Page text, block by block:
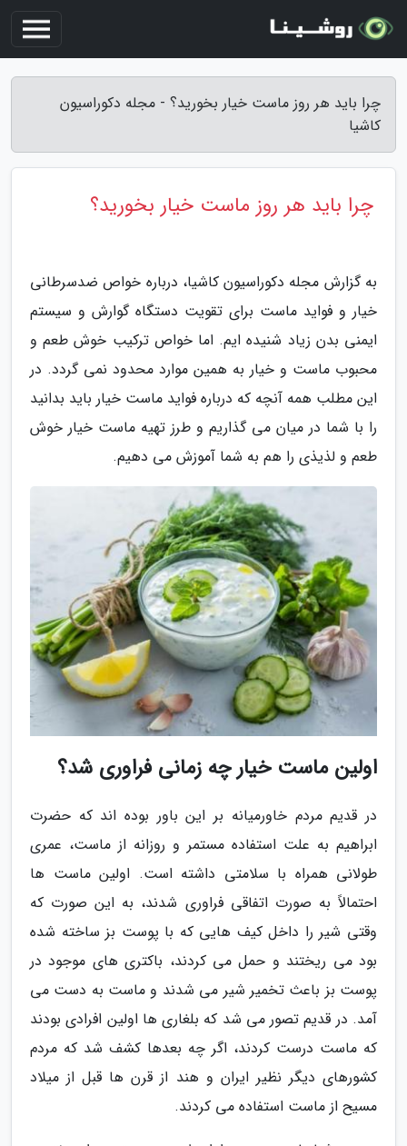
چرا باید هر روز ماست خیار بخورید؟ - مجله دکوراسیون
کاشیا
چرا باید هر روز ماست خیار بخورید؟
به گزارش مجله دکوراسیون کاشیا، درباره خواص ضدسرطانی
خیار و فواید ماست برای تقویت دستگاه گوارش و سیستم
ایمنی بدن زیاد شنیده ایم. اما خواص ترکیب خوش طعم و
محبوب ماست و خیار به همین موارد محدود نمی گردد. در
این مطلب همه آنچه که درباره فواید ماست خیار باید بدانید
را با شما در میان می گذاریم و طرز تهیه ماست خیار خوش
طعم و لذیذی را هم به شما آموزش می دهیم.
اولین ماست خیار چه زمانی فراوری شد؟
در قدیم مردم خاورمیانه بر این باور بوده اند که حضرت
ابراهیم به علت استفاده مستمر و روزانه از ماست، عمری
طولانی همراه با سلامتی داشته است. اولین ماست ها
احتمالاً به صورت اتفاقی فراوری شدند، به این صورت که
وقتی شیر را داخل کیف هایی که با پوست بز ساخته شده
بود می ریختند و حمل می کردند، باکتری های موجود در
پوست بز باعث تخمیر شیر می شدند و ماست به دست می
آمد. در قدیم تصور می شد که بلغاری ها اولین افرادی بودند
که ماست درست کردند، اگر چه بعدها کشف شد که مردم
کشورهای دیگر نظیر ایران و هند از قرن ها قبل از میلاد
مسیح از ماست استفاده می کردند.